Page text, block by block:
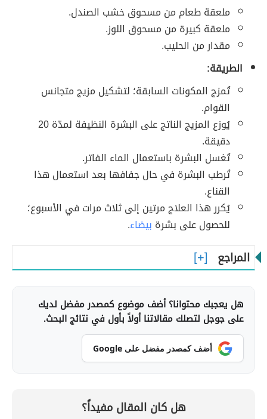
ملعقة طعام من مسحوق خشب الصندل.
ملعقة كبيرة من مسحوق اللوز.
مقدار من الحليب.
الطريقة:
تُمزج المكونات السابقة؛ لتشكيل مزيج متجانس
القوام.
يُوزع المزيج الناتج على البشرة النظيفة لمدّة 20
دقيقة.
تُغسل البشرة باستعمال الماء الفاتر.
تُرطب البشرة في حال جفافها بعد استعمال هذا
القناع.
يُكرر هذا العلاج مرتين إلى ثلاث مرات في الأسبوع؛
للحصول على بشرة بيضاء.
المراجع
هل يعجبك محتوانا؟ أضف موضوع كمصدر مفضل لديك
على جوجل لتصلك مقالاتنا أولاً بأول في نتائج البحث.
أضف كمصدر مفضل على Google
هل كان المقال مفيداً؟